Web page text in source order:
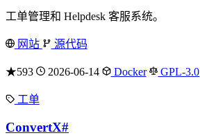
工单管理和 Helpdesk 客服系统。
网站 源代码
★593 2026-06-14 Docker GPL-3.0
工单
ConvertX#